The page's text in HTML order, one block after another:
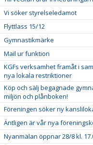
Vi söker styrelseledamot
Flyttlass 15/12
Gymnastikmärke
Mail ur funktion
KGFs verksamhet framåt i
nya lokala restriktioner
Köp och sälj begagnade
miljön och plånboken!
Föreningen söker ny
Äntligen är vår nya
Nyanmälan öppnar 28/8 kl.